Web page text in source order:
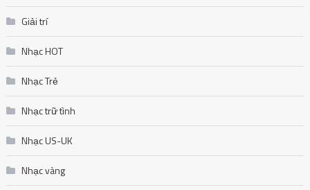
Giải trí
Nhạc HOT
Nhạc Trẻ
Nhạc trữ tình
Nhạc US-UK
Nhạc vàng